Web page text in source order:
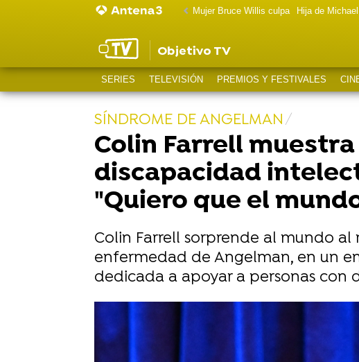
Mujer Bruce Willis culpa Hija de
Objetivo TV
SERIES TELEVISIÓN PREMIOS Y FESTIVALES
SÍNDROME DE ANGELMAN
Colin Farrell
discapacidad
"Quiero que el
Colin Farrell sorprende al mundo
enfermedad de Angelman, en un
dedicada a apoyar a personas con
Ha heredado su percha: Colin Farrell